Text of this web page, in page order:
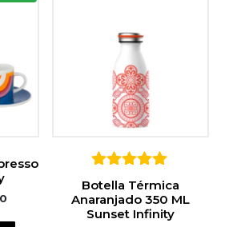
5
sobre 5
Botella Térmica
Anaranjado 350 ML
Sunset Infinity